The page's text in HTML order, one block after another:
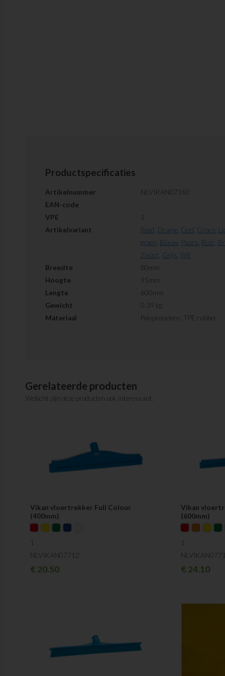
Productspecificaties
Artikelnummer
NLVIKAN07160
EAN-code
VPE
1
Artikelvariant
Rood Oranje Geel Groen
groen Blauw Paars Roze
Zwart
Grijs Wit
Breedte
80mm
Hoogte
95mm
Lengte
600mm
Gewicht
0.39 kg
Materiaal
Polypropyleen, TPE rubber
Gerelateerde producten
Wellicht zijn deze producten ook interessant.
Vikan vloertrekker Full Colour
(400mm)
1
NLVIKAN07712
€20.50
Vikan
(600mm)
1
€24.10